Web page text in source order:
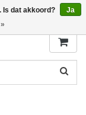
Is dat akkoord?
Ja